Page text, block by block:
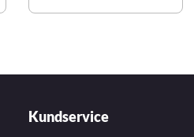
Kundservice